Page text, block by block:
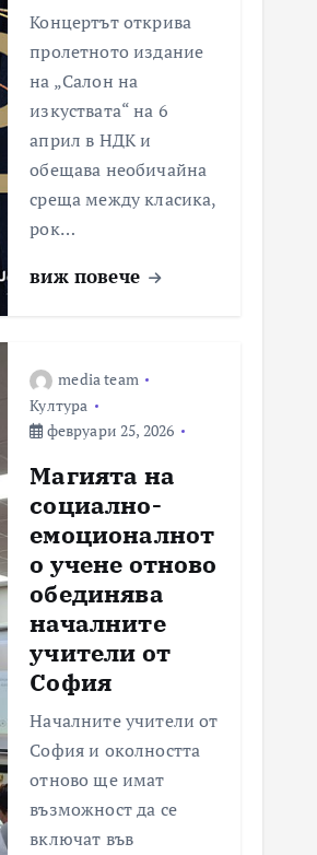
Концертът открива
пролетното издание
на „Салон на
изкуствата“ на 6
април в НДК и
обещава необичайна
среща между класика,
рок…
виж повече
media team
Култура
февруари 25, 2026
Магията на
социално-
емоционалнот
о учене отново
обединява
началните
учители от
София
Началните учители от
София и околността
отново ще имат
възможност да се
включат във